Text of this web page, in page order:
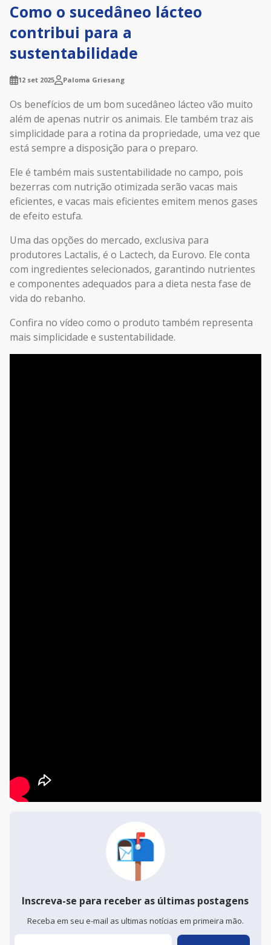
Como o sucedâneo lácteo
contribui para a
sustentabilidade
12 set 2025 Paloma Griesang
Os benefícios de um bom sucedâneo lácteo vão muito
além de apenas nutrir os animais. Ele também traz ais
simplicidade para a rotina da propriedade, uma vez que
está sempre a disposição para o preparo.
Ele é também mais sustentabilidade no campo, pois
bezerras com nutrição otimizada serão vacas mais
eficientes, e vacas mais eficientes emitem menos gases
de efeito estufa.
Uma das opções do mercado, exclusiva para
produtores Lactalis, é o Lactech, da Eurovo. Ele conta
com ingredientes selecionados, garantindo nutrientes
e componentes adequados para a dieta nesta fase de
vida do rebanho.
Confira no vídeo como o produto também representa
mais simplicidade e sustentabilidade.
Inscreva-se para receber as últimas postagens
Receba em seu e-mail as ultimas notícias em primeira mão.